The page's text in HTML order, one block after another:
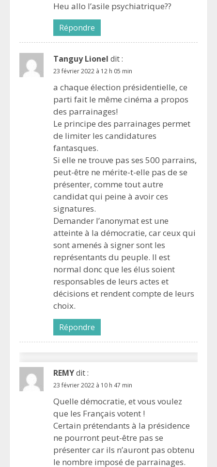
Heu allo l’asile psychiatrique??
Répondre
Tanguy Lionel dit :
23 février 2022 à 12 h 05 min
a chaque élection présidentielle, ce
parti fait le même cinéma a propos
des parrainages!
Le principe des parrainages permet
de limiter les candidatures
fantasques.
Si elle ne trouve pas ses 500 parrains,
peut-être ne mérite-t-elle pas de se
présenter, comme tout autre
candidat qui peine à avoir ces
signatures.
Demander l’anonymat est une
atteinte à la démocratie, car ceux qui
sont amenés à signer sont les
représentants du peuple. Il est
normal donc que les élus soient
responsables de leurs actes et
décisions et rendent compte de leurs
choix.
Répondre
REMYdit :
23 février 2022 à 10 h 47 min
Quelle démocratie, et vous voulez
que les Français votent !
Certain prétendants à la présidence
ne pourront peut-être pas se
présenter car ils n’auront pas obtenu
le nombre imposé de parrainages.